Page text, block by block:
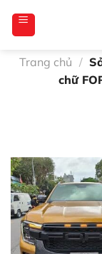
qua
dungTrang chủ /
chữ